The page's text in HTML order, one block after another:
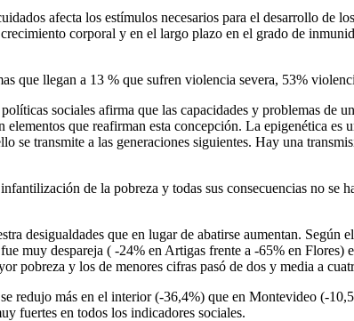
afecta los estímulos necesarios para el desarrollo de
corporal y en el largo plazo en el grado de
que llegan a 13 % que sufren violencia severa, 53%
sociales afirma que las capacidades y problemas de
que reafirman esta concepción. La epigenética
se transmite a las generaciones siguientes. Hay una
de la pobreza y todas sus consecuencias no se
desigualdades que en lugar de abatirse aumentan.
muy despareja ( -24% en Artigas frente a -65% en Flores)
pobreza y los de menores cifras pasó de dos y media a
redujo más en el interior (-36,4%) que en Montevideo (-
fuertes en todos los indicadores sociales.